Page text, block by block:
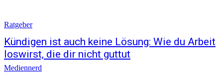
Ratgeber
Kündigen ist auch keine Lösung: Wie du Arbeit
loswirst, die dir nicht guttut
Mediennerd